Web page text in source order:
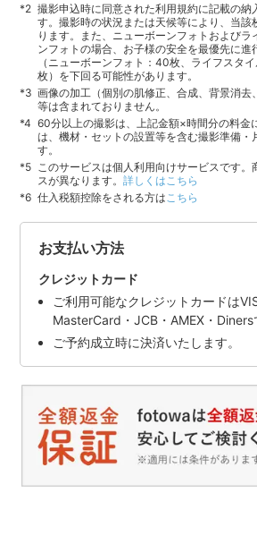
撮影申込時に同意された利用規約に記載の納
す。撮影時の状況または天候等により、当該
ります。また、ニューボーンフォトおよびラ
ンフォトの場合、お子様の安全を最優先に進
（ニューボーンフォト：40枚、ライフスタ
枚）を下回る可能性があります。
画像の加工（個別の肌修正、合成、背景消去
等は含まれておりません。
60分以上の撮影は、上記金額×時間分の料金
は、機材・セットの設置等を含む撮影準備・
す。
このサービスは個人利用向けサービスです。
スが異なります。詳しくはこちら
仕入税額控除をされる方はこちら
お支払い方法
クレジットカード
ご利用可能なクレジットカードは
MasterCard・JCB・AMEX・Diners
ご予約成立時に決済いたします。